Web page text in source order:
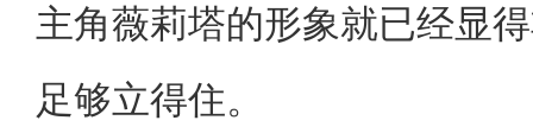
主角薇莉塔的形象就已经显
足够立得住。